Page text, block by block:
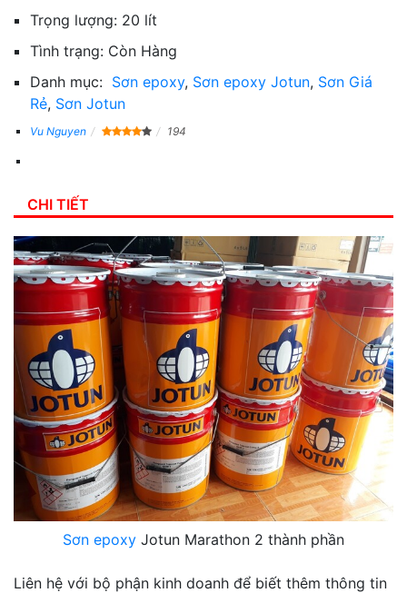
Trọng lượng: 20 lít
Tình trạng: Còn Hàng
Danh mục: Sơn epoxy, Sơn epoxy Jotun, Sơn Giá
Rẻ, Sơn Jotun
Vu Nguyen 194
CHI TIẾT
Sơn epoxy Jotun Marathon 2 thành phần
Liên hệ với bộ phận kinh doanh để biết thêm thông tin